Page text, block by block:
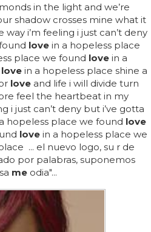
in the light and we’re
shadow crosses mine what it
way i’m feeling i just can’t deny
love in a hopeless place
place we found love in a
love in a hopeless place shine a
love and life i will divide turn
feel the heartbeat in my
i just can’t deny but i’ve gotta
hopeless place we found love
love in a hopeless place we
... el nuevo logo, su r de
por palabras, suponemos
me odia"...